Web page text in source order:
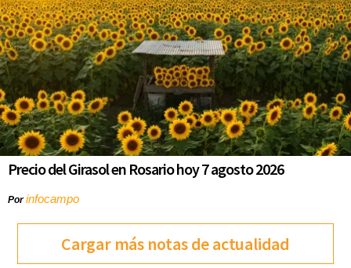
Precio del Girasol en Rosario hoy 7 agosto 2026
Porinfocampo
Cargar más notas de actualidad